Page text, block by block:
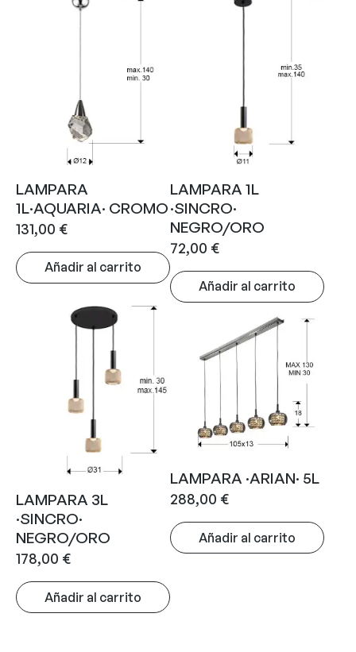
LAMPARA
1L·AQUARIA· CROMO
131,00 €
Añadir al carrito
LAMPARA 1L
·SINCRO·
NEGRO/ORO
72,00 €
Añadir al carrito
LAMPARA 3L
·SINCRO·
NEGRO/ORO
178,00 €
Añadir al carrito
LAMPARA ·ARIAN· 5L
288,00 €
Añadir al carrito